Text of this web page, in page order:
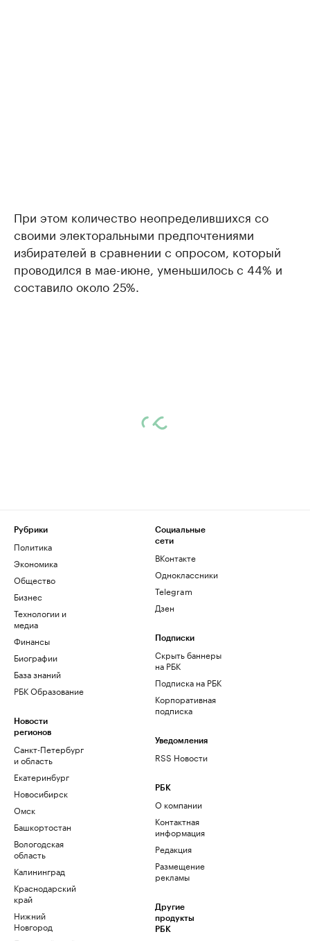
При этом количество неопределившихся со
своими электоральными предпочтениями
избирателей в сравнении с опросом, который
проводился в мае-июне, уменьшилось с 44% и
составило около 25%.
Рубрики
Политика
Экономика
Общество
Бизнес
Технологии и
медиа
Финансы
Биографии
База знаний
РБК Образование
Новости
регионов
Санкт-Петербург
и область
Екатеринбург
Новосибирск
Омск
Башкортостан
Вологодская
область
Калининград
Краснодарский
край
Нижний
Новгород
Социальные
сети
ВКонтакте
Одноклассники
Telegram
Дзен
Подписки
Скрыть баннеры
на РБК
Подписка на РБК
Корпоративная
подписка
Уведомления
RSS Новости
РБК
О компании
Контактная
информация
Редакция
Размещение
рекламы
Другие
продукты
РБК